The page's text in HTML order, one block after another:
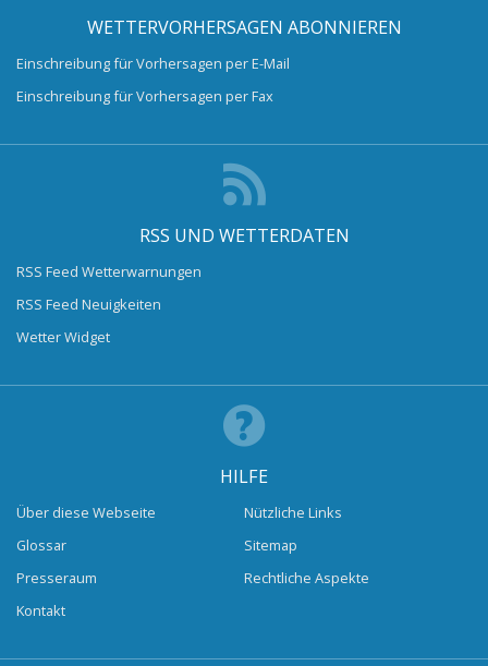
WETTERVORHERSAGEN ABONNIEREN
Einschreibung für Vorhersagen per E-Mail
Einschreibung für Vorhersagen per Fax
RSS UND WETTERDATEN
RSS Feed Wetterwarnungen
RSS Feed Neuigkeiten
Wetter Widget
HILFE
Über diese Webseite
Glossar
Presseraum
Kontakt
Nützliche Links
Sitemap
Rechtliche Aspekte